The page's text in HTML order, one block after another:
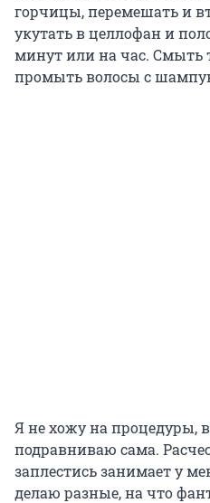
горчицы, перемешать и
укутать в целлофан и
минут или на час. Смыть
промыть волосы с
Я не хожу на процедуры,
подравниваю сама.
заплестись занимает у
делаю разные, на что